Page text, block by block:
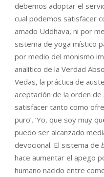
debemos adoptar el
cual podemos satisfacer
amado Uddhava, ni por
sistema de yoga místico
por medio del monismo
analítico de la Verdad
Vedas, la práctica de
aceptación de la orden de
satisfacer tanto como
puro’. ‘Yo, que soy muy
puedo ser alcanzado
devocional. El sistema de
hace aumentar el apego
humano nacido entre